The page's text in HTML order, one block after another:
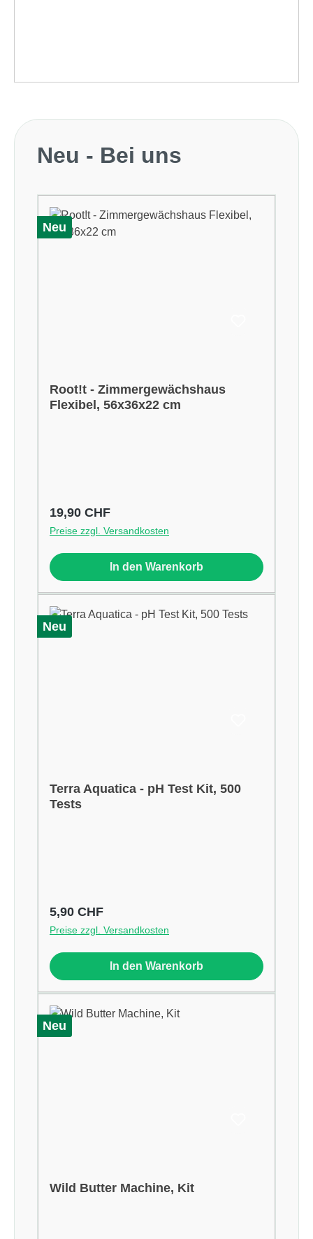
Produktgalerie überspringen
Neu - Bei uns
Neu
Root!t - Zimmergewächshaus
Flexibel, 56x36x22 cm
Regulärer Preis:
19,90 CHF
Preise zzgl. Versandkosten
In den Warenkorb
Neu
Terra Aquatica - pH Test Kit, 500
Tests
Regulärer Preis:
5,90 CHF
Preise zzgl. Versandkosten
In den Warenkorb
Neu
Wild Butter Machine, Kit